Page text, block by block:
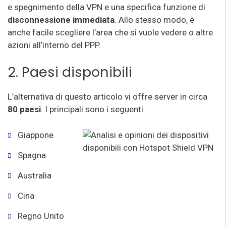
e spegnimento della VPN e una specifica funzione di
disconnessione immediata. Allo stesso modo, è
anche facile scegliere l’area che si vuole vedere o altre
azioni all’interno del PPP.
2. Paesi disponibili
L’alternativa di questo articolo vi offre server in circa
80 paesi. I principali sono i seguenti:
Giappone
Spagna
Australia
Cina
Regno Unito